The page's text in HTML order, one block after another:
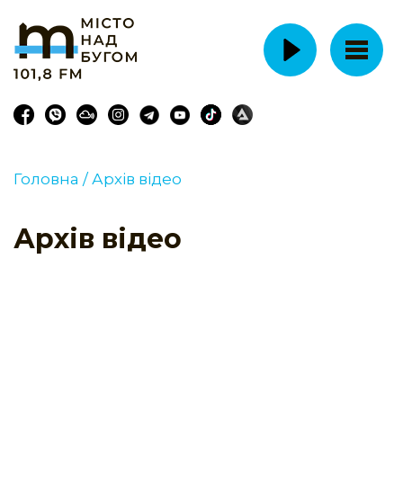
Головна / Архів відео
Архів відео